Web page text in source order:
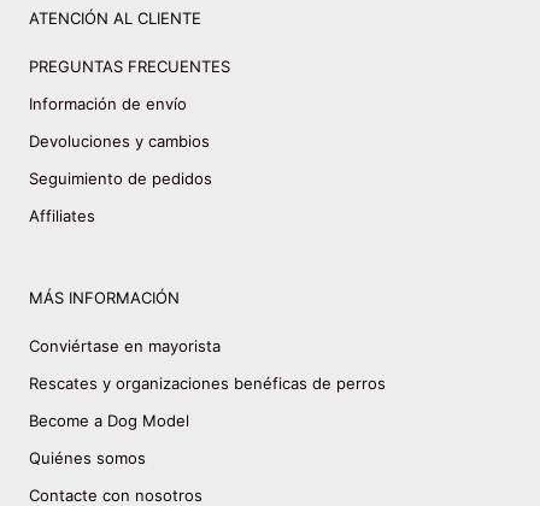
ATENCIÓN AL CLIENTE
PREGUNTAS FRECUENTES
Información de envío
Devoluciones y cambios
Seguimiento de pedidos
Affiliates
MÁS INFORMACIÓN
Conviértase en mayorista
Rescates y organizaciones benéficas de perros
Become a Dog Model
Quiénes somos
Contacte con nosotros